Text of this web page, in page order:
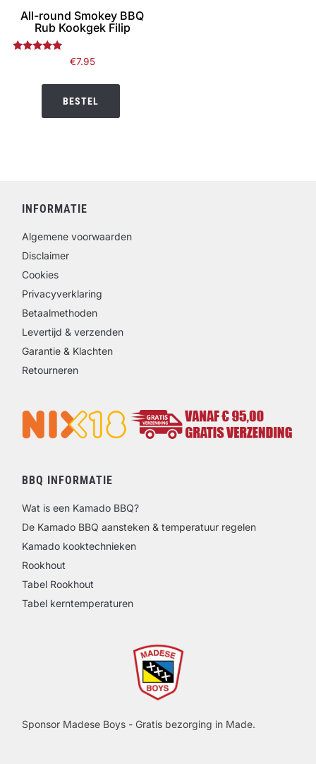
All-round Smokey BBQ
Rub Kookgek Filip
€7.95
BESTEL
INFORMATIE
Algemene voorwaarden
Disclaimer
Cookies
Privacyverklaring
Betaalmethoden
Levertijd & verzenden
Garantie & Klachten
Retourneren
BBQ INFORMATIE
Wat is een Kamado BBQ?
De Kamado BBQ aansteken & temperatuur regelen
Kamado kooktechnieken
Rookhout
Tabel Rookhout
Tabel kerntemperaturen
Sponsor Madese Boys - Gratis bezorging in Made.